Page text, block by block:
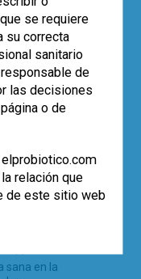
prevención
de
y su
actualidad?
de
sana en la
se requiere
su correcta
sanitario
de
las decisiones
o de
relación que
de este sitio web